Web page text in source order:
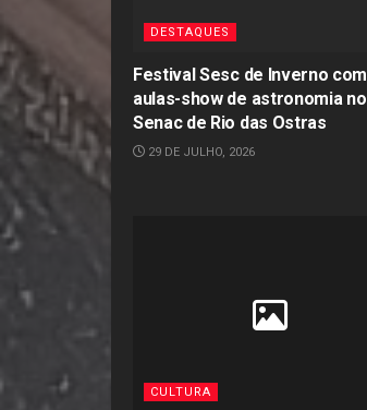
DESTAQUES
Festival Sesc de Inverno com
aulas-show de astronomia no
Senac de Rio das Ostras
29 DE JULHO, 2026
CULTURA